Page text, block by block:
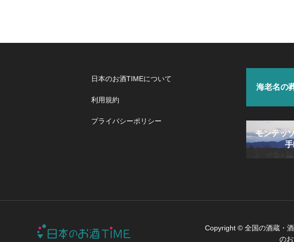
日本のお酒TIMEについて
利用規約
プライバシーポリシー
海老名の
モンテッ
Copyright © 全国の酒蔵・
の